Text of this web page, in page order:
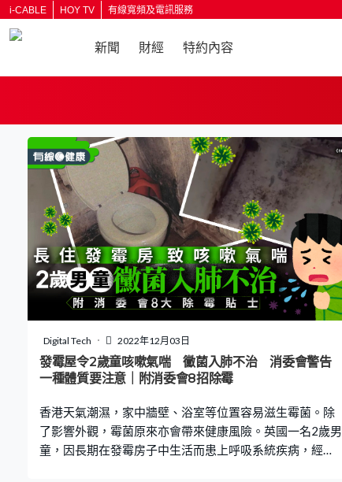
i-CABLE HOY TV 有線寬頻及電訊服務
新聞 財經 特約內容
Digital Tech 2022年12月03日
發霉屋令2歲童咳嗽氣喘 黴菌入肺不治 消委會警告
一種體質要注意｜附消委會8招除霉
香港天氣潮濕，家中牆壁、浴室等位置容易滋生霉菌。除
了影響外觀，霉菌原來亦會帶來健康風險。英國一名2歲男
童，因長期在發霉房子中生活而患上呼吸系統疾病，經常